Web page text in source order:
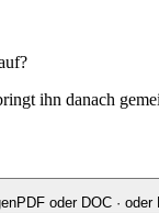
ihn danach
PDF oder DOC · oder